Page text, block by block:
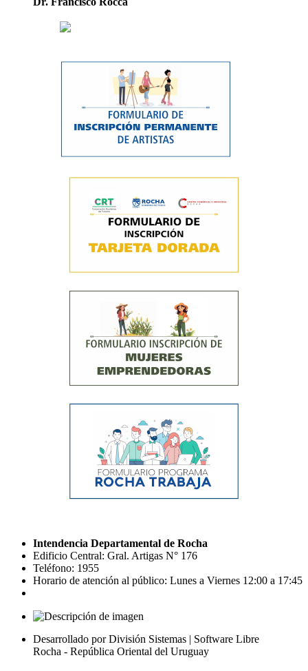
Intendencia Departamental de Rocha
Edificio Central: Gral. Artigas N° 176
Teléfono: 1955
Horario de atención al público: Lunes a Viernes 12:00 a 17:45
Desarrollado por División Sistemas | Software Libre
Rocha - República Oriental del Uruguay